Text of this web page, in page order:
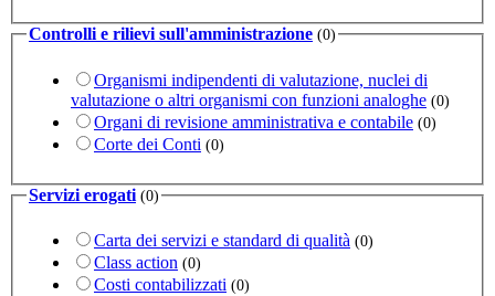
Controlli e rilievi sull'amministrazione (0)
Organismi indipendenti di valutazione, nuclei di
valutazione o altri organismi con funzioni analoghe (0)
Organi di revisione amministrativa e contabile (0)
Corte dei Conti (0)
Servizi erogati (0)
Carta dei servizi e standard di qualità (0)
Class action (0)
Costi contabilizzati (0)